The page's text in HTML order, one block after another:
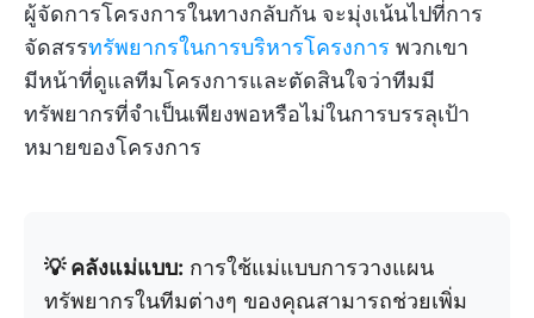
ผู้จัดการโครงการในทางกลับกัน จะมุ่งเน้นไปที่การ
จัดสรรทรัพยากรในการบริหารโครงการ พวกเขา
มีหน้าที่ดูแลทีมโครงการและตัดสินใจว่าทีมมี
ทรัพยากรที่จำเป็นเพียงพอหรือไม่ในการบรรลุเป้า
หมายของโครงการ
💡 คลังแม่แบบ: การใช้แม่แบบการวางแผน
ทรัพยากรในทีมต่างๆ ของคุณสามารถช่วยเพิ่ม